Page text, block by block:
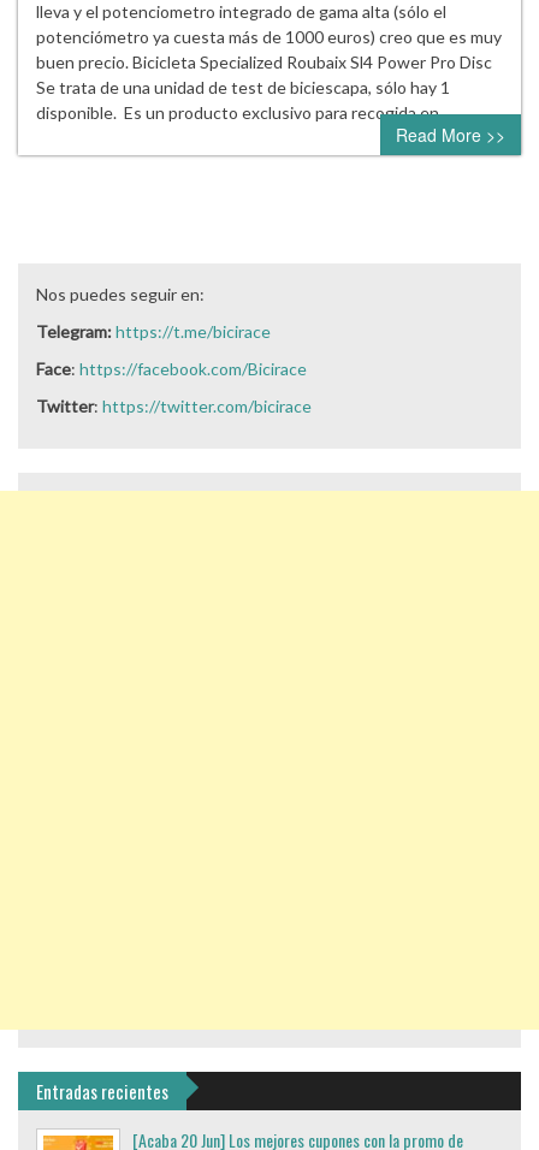
lleva y el potenciometro integrado de gama alta (sólo el
potenciómetro ya cuesta más de 1000 euros) creo que es muy
buen precio. Bicicleta Specialized Roubaix Sl4 Power Pro Disc
Se trata de una unidad de test de biciescapa, sólo hay 1
disponible. Es un producto exclusivo para recogida en…
Read More >>
Nos puedes seguir en:
Telegram:https://t.me/bicirace
Face: https://facebook.com/Bicirace
Twitter: https://twitter.com/bicirace
Entradas recientes
[Acaba 20 Jun] Los mejores cupones con la promo de